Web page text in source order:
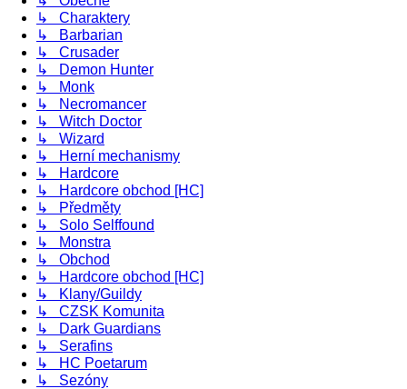
↳ Charaktery
↳ Barbarian
↳ Crusader
↳ Demon Hunter
↳ Monk
↳ Necromancer
↳ Witch Doctor
↳ Wizard
↳ Herní mechanismy
↳ Hardcore
↳ Hardcore obchod [HC]
↳ Předměty
↳ Solo Selffound
↳ Monstra
↳ Obchod
↳ Hardcore obchod [HC]
↳ Klany/Guildy
↳ CZSK Komunita
↳ Dark Guardians
↳ Serafins
↳ HC Poetarum
↳ Sezóny